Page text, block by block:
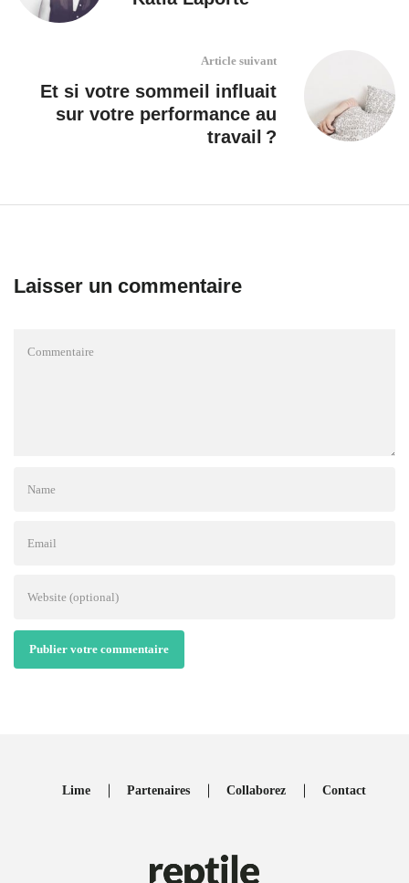
Article suivant
Et si votre sommeil influait
sur votre performance au
travail ?
Laisser un commentaire
Publier votre commentaire
Lime Partenaires Collaborez Contact